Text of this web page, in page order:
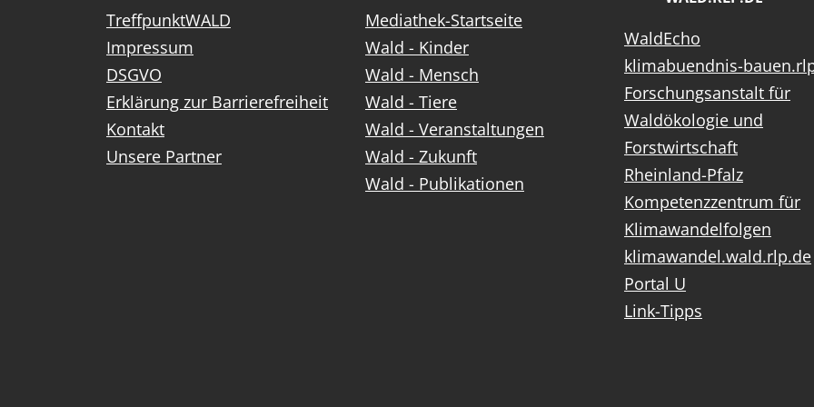
TreffpunktWALD
Impressum
DSGVO
Erklärung zur Barrierefreiheit
Kontakt
Unsere Partner
Mediathek-Startseite
Wald - Kinder
Wald - Mensch
Wald - Tiere
Wald - Veranstaltungen
Wald - Zukunft
Wald - Publikationen
WaldEcho
klimabuendnis-
Forschungsanstalt für
Waldökologie und
Forstwirtschaft
Rheinland-Pfalz
Kompetenzzentrum für
Klimawandelfolgen
klimawandel.wald.rlp.de
Portal U
Link-Tipps